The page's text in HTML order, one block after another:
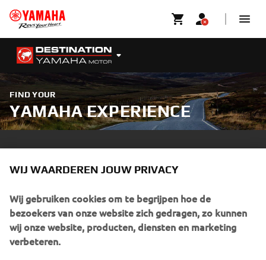
FIND YOUR
YAMAHA EXPERIENCE
Ervaar de sensatie van de open weg met de Yamaha
Experience, waar geavanceerde techniek samenkomt met
VINDT UW YAMAHA EXPERIENCE
WIJ WAARDEREN JOUW PRIVACY
Wij gebruiken cookies om te begrijpen hoe de
bezoekers van onze website zich gedragen, zo kunnen
wij onze website, producten, diensten en marketing
verbeteren.